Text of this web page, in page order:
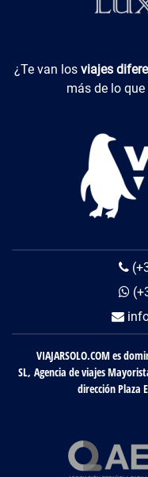
Viajes Diferentes
¿Te van los viajes
más de lo
VIAJARSOLO.COM es
SL, Agencia de viajes
dirección Plaza